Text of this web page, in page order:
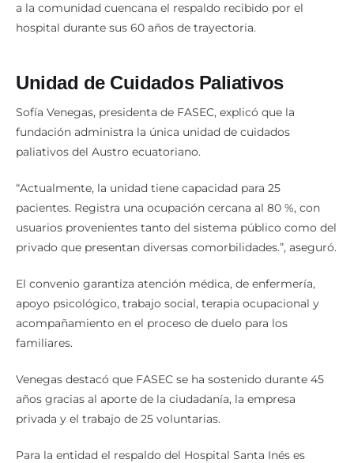
a la comunidad cuencana el respaldo recibido por el
hospital durante sus 60 años de trayectoria.
Unidad de Cuidados Paliativos
Sofía Venegas, presidenta de FASEC, explicó que la
fundación administra la única unidad de cuidados
paliativos del Austro ecuatoriano.
“Actualmente, la unidad tiene capacidad para 25
pacientes. Registra una ocupación cercana al 80 %, con
usuarios provenientes tanto del sistema público como del
privado que presentan diversas comorbilidades.”, aseguró.
El convenio garantiza atención médica, de enfermería,
apoyo psicológico, trabajo social, terapia ocupacional y
acompañamiento en el proceso de duelo para los
familiares.
Venegas destacó que FASEC se ha sostenido durante 45
años gracias al aporte de la ciudadanía, la empresa
privada y el trabajo de 25 voluntarias.
Para la entidad el respaldo del Hospital Santa Inés es